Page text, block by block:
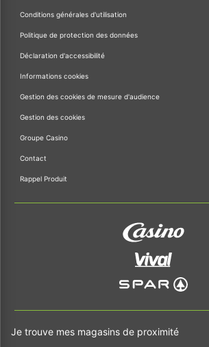
Conditions générales d'utilisation
Politique de protection des données
Déclaration d'accessibilité
Informations cookies
Gestion des cookies de mesure d'audience
Gestion des cookies
Groupe Casino
Contact
Rappel Produit
Je trouve mes magasins de proximité